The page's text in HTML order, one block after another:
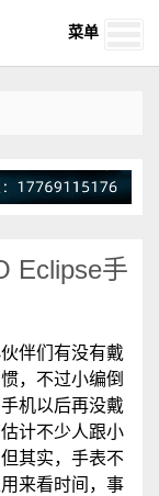
菜单
Eclipse手
伴们有没有戴
，不过小编倒
机以后再没戴
计不少人跟小
其实，手表不
来看时间，事